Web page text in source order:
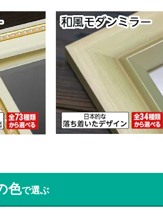
色で選ぶ